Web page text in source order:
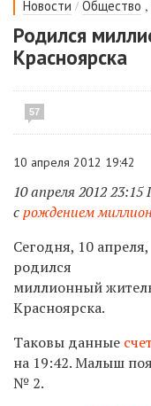
Новости / Общество ,
Родился
Красноярска
57
10 апреля 2012 19:42
10 апреля 2012
срождением
Сегодня, 10 апреля,
родился
миллионный
Красноярска.
Таковы данные
на 19:42. Малыш
№ 2.